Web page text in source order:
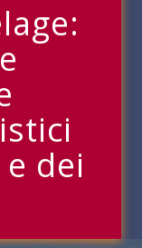
dei